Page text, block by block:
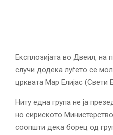
Експлозијата во Двеил, на
случи додека луѓето се
црквата Мар Елијас (Свети
Ниту една група не ја
но сириското
соопшти дека борец од